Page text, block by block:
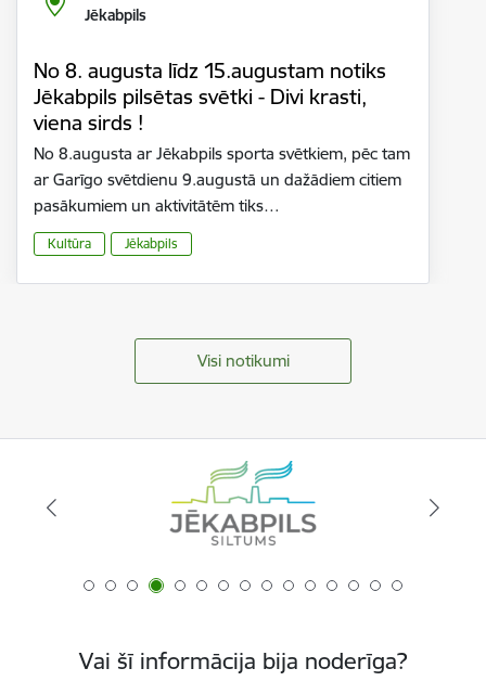
Jēkabpils
No 8. augusta līdz 15.augustam notiks
Jēkabpils pilsētas svētki - Divi krasti,
viena sirds !
No 8.augusta ar Jēkabpils sporta svētkiem, pēc tam
ar Garīgo svētdienu 9.augustā un dažādiem citiem
pasākumiem un aktivitātēm tiks…
Kultūra Jēkabpils
Visi notikumi
Vai šī informācija bija noderīga?